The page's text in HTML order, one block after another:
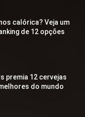
calórica? Veja um
de 12 opções
premia 12 cervejas
do mundo